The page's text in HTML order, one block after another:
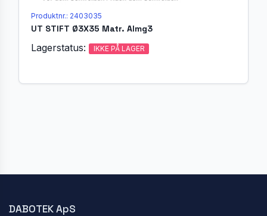
Produktnr.: 2403035
UT STIFT Ø3X35 Matr. Almg3
Lagerstatus: IKKE PÅ LAGER
DABOTEK ApS